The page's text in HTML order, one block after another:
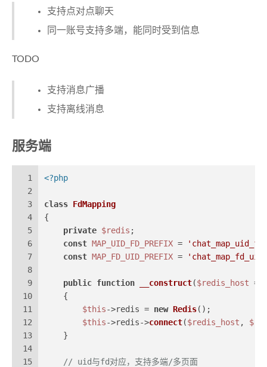
支持点对点聊天
同一账号支持多端，能同时受到信息
TODO
支持消息广播
支持离线消息
服务端
1
2
3
4
5
6
7
8
9
10
11
12
13
14
15
<?php
class FdMapping
{
private $redis ;
const MAP_UID_FD_PREFIX =
const MAP_FD_UID_PREFIX =
public function __construct($redis_host =
{
$this->redis = new Redis();
$this->redis->connect($redis_host ,
    }
// uid与fd对应，支持多端/多页面